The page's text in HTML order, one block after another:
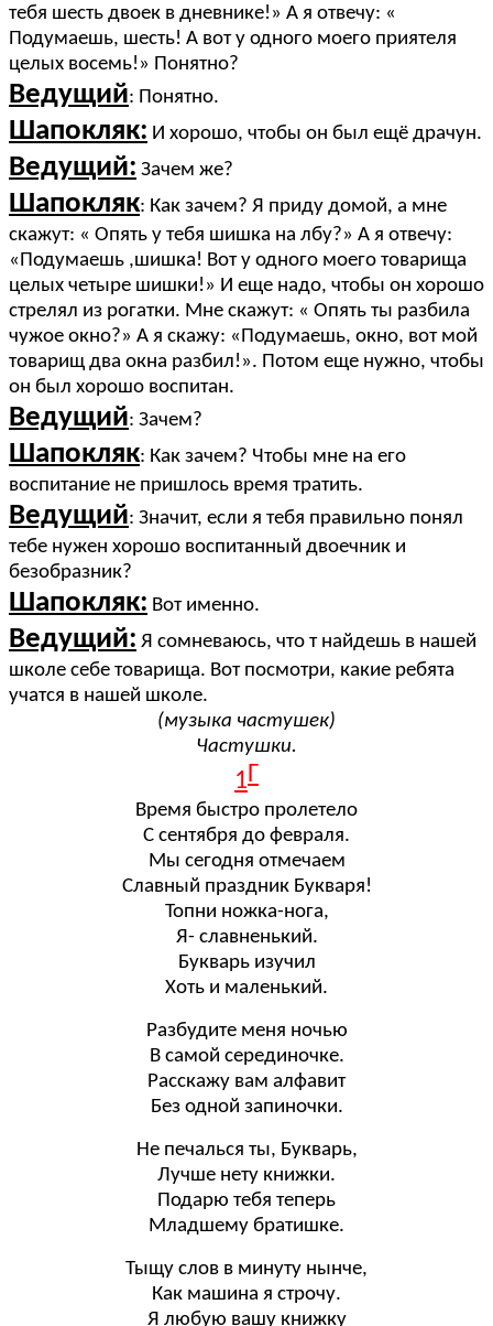
тебя шесть двоек в дневнике!» А я отвечу: «
Подумаешь, шесть! А вот у одного моего приятеля
целых восемь!» Понятно?
Ведущий: Понятно.
Шапокляк: И хорошо, чтобы он был ещё драчун.
Ведущий: Зачем же?
Шапокляк: Как зачем? Я приду домой, а мне
скажут: « Опять у тебя шишка на лбу?» А я отвечу:
«Подумаешь ,шишка! Вот у одного моего товарища
целых четыре шишки!» И еще надо, чтобы он хорошо
стрелял из рогатки. Мне скажут: « Опять ты разбила
чужое окно?» А я скажу: «Подумаешь, окно, вот мой
товарищ два окна разбил!». Потом еще нужно, чтобы
он был хорошо воспитан.
Ведущий: Зачем?
Шапокляк: Как зачем? Чтобы мне на его
воспитание не пришлось время тратить.
Ведущий: Значит, если я тебя правильно понял
тебе нужен хорошо воспитанный двоечник и
безобразник?
Шапокляк: Вот именно.
Ведущий: Я сомневаюсь, что т найдешь в нашей
школе себе товарища. Вот посмотри, какие ребята
учатся в нашей школе.
(музыка частушек)
Частушки.
1Г
Время быстро пролетело
С сентября до февраля.
Мы сегодня отмечаем
Славный праздник Букваря!
Топни ножка-нога,
Я- славненький.
Букварь изучил
Хоть и маленький.
Разбудите меня ночью
В самой серединочке.
Расскажу вам алфавит
Без одной запиночки.
Не печалься ты, Букварь,
Лучше нету книжки.
Подарю тебя теперь
Младшему братишке.
Тыщу слов в минуту нынче,
Как машина я строчу.
Я любую вашу книжку